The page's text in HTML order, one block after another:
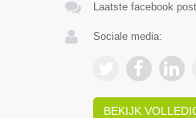
Laatste facebook
Sociale media:
BEKIJK